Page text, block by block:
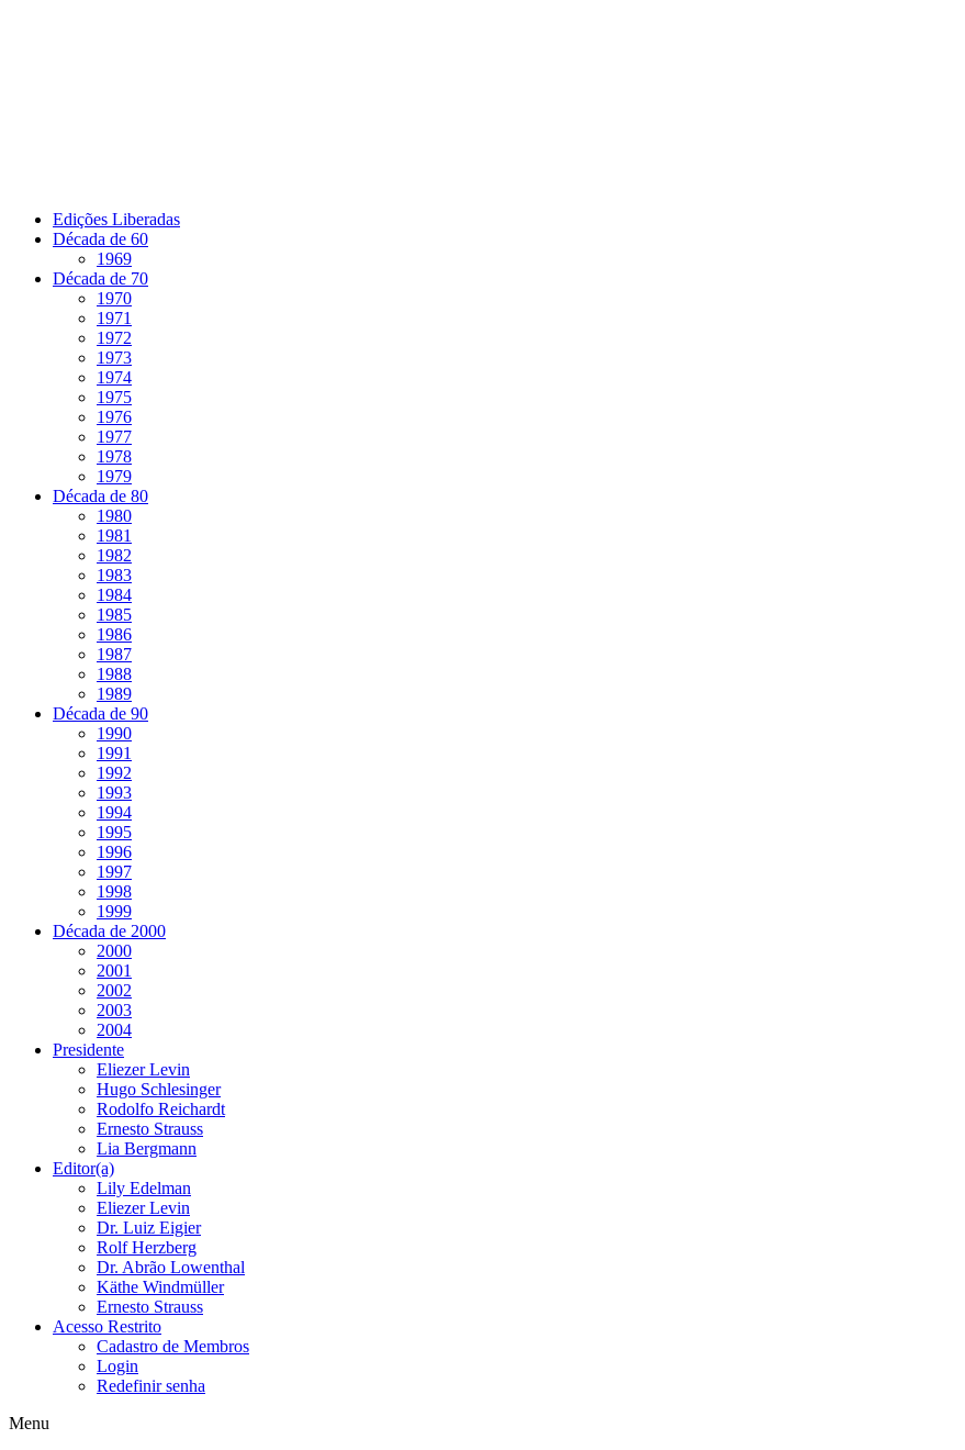
Edições Liberadas
Década de 60
1969
Década de 70
1970
1971
1972
1973
1974
1975
1976
1977
1978
1979
Década de 80
1980
1981
1982
1983
1984
1985
1986
1987
1988
1989
Década de 90
1990
1991
1992
1993
1994
1995
1996
1997
1998
1999
Década de 2000
2000
2001
2002
2003
2004
Presidente
Eliezer Levin
Hugo Schlesinger
Rodolfo Reichardt
Ernesto Strauss
Lia Bergmann
Editor(a)
Lily Edelman
Eliezer Levin
Dr. Luiz Eigier
Rolf Herzberg
Dr. Abrão Lowenthal
Käthe Windmüller
Ernesto Strauss
Acesso Restrito
Cadastro de Membros
Login
Redefinir senha
Menu